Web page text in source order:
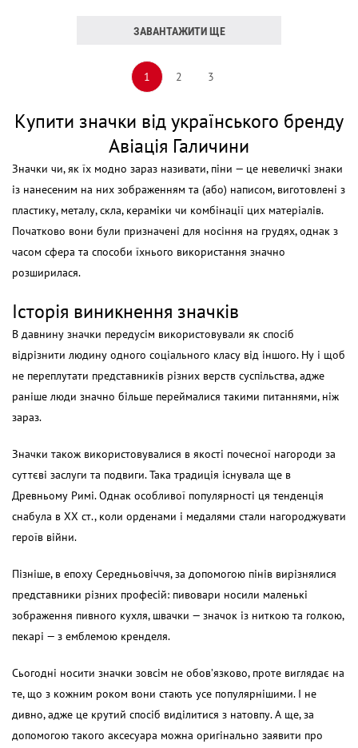
ЗАВАНТАЖИТИ ЩЕ
1 2 3
Купити значки від українського бренду
Авіація Галичини
Значки чи, як їх модно зараз називати, піни — це невеличкі знаки
із нанесеним на них зображенням та (або) написом, виготовлені з
пластику, металу, скла, кераміки чи комбінації цих матеріалів.
Початково вони були призначені для носіння на грудях, однак з
часом сфера та способи їхнього використання значно
розширилася.
Історія виникнення значків
В давнину значки передусім використовували як спосіб
відрізнити людину одного соціального класу від іншого. Ну і щоб
не переплутати представників різних верств суспільства, адже
раніше люди значно більше переймалися такими питаннями, ніж
зараз.
Значки також використовувалися в якості почесної нагороди за
суттєві заслуги та подвиги. Така традиція існувала ще в
Древньому Римі. Однак особливої популярності ця тенденція
снабула в ХХ ст., коли орденами і медалями стали нагороджувати
героїв війни.
Пізніше, в епоху Середньовіччя, за допомогою пінів вирізнялися
представники різних професій: пивовари носили маленькі
зображення пивного кухля, швачки — значок із ниткою та голкою,
пекарі — з емблемою кренделя.
Сьогодні носити значки зовсім не обов’язково, проте виглядає на
те, що з кожним роком вони стають усе популярнішими. І не
дивно, адже це крутий спосіб виділитися з натовпу. А ще, за
допомогою такого аксесуара можна оригінально заявити про